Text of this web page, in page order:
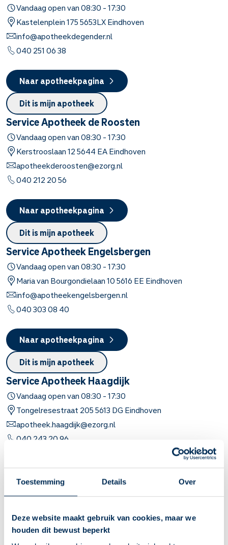
Toestemming Details Over
Deze website maakt gebruik van cookies, maar we
houden dit bewust beperkt
Vandaag open van08:30 -17:30
Kastelenplein1755653LXEindhoven
info@apotheekdegender.nl
040 251 06 38
Naar apotheekpagina
Dit is mijn apotheek
Service Apotheek de Roosten
Vandaag open van08:30 -17:30
Kerstrooslaan125644 EAEindhoven
apotheekderoosten@ezorg.nl
040 212 20 56
Naar apotheekpagina
Dit is mijn apotheek
Service Apotheek Engelsbergen
Vandaag open van08:30 -17:30
Maria van Bourgondielaan105616 EE Eindhoven
info@apotheekengelsbergen.nl
040 303 08 40
Naar apotheekpagina
Dit is mijn apotheek
Service Apotheek Haagdijk
Vandaag open van08:30 -17:30
Tongelresestraat 2055613 DG Eindhoven
apotheek.haagdijk@ezorg.nl
040 243 20 96
Naar apotheekpagina
Vandaag open van 08:00 -17:30